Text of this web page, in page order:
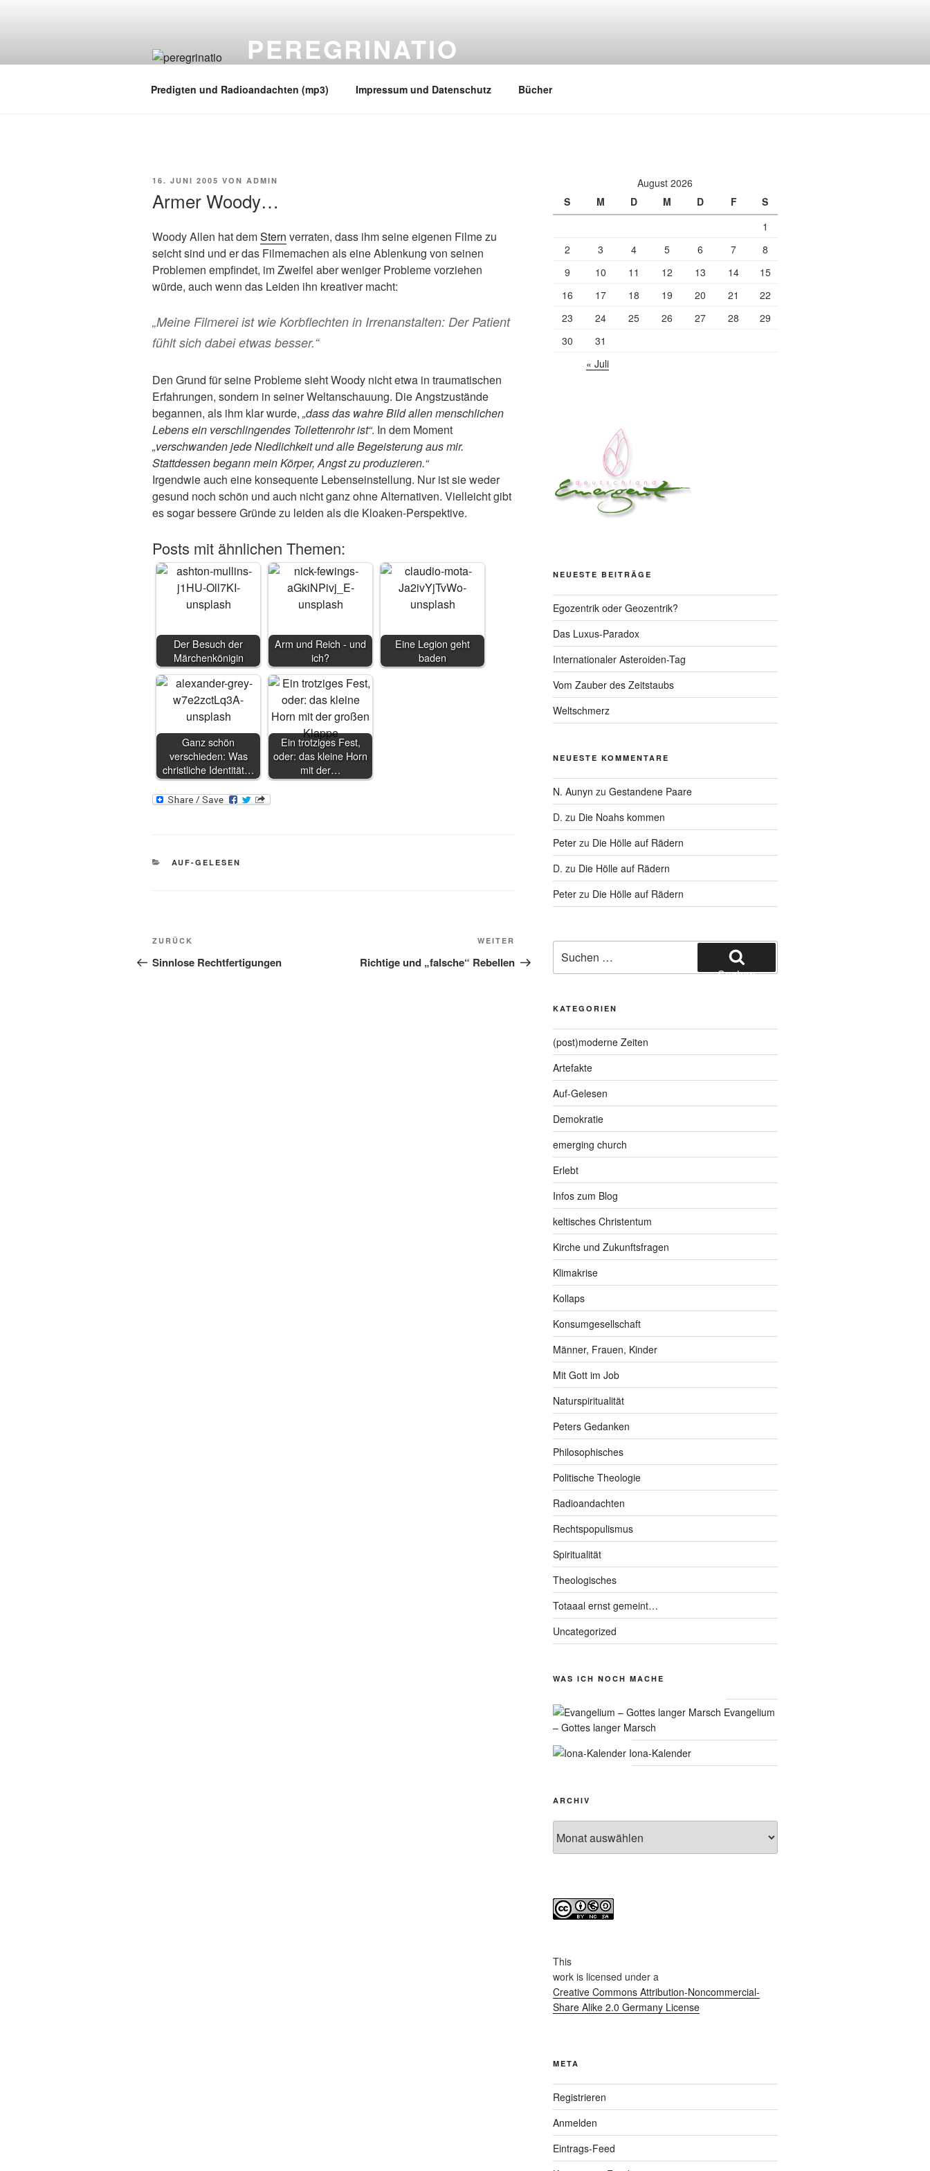
PEREGRINATIO
Predigten und Radioandachten (mp3) Impressum und Datenschutz Bücher
VERÖFFENTLICHT
16. JUNI 2005 VON ADMIN
Armer Woody…
Woody Allen hat demStern verraten, dass ihm seine eigenen Filme zu
seicht sind und er das Filmemachen als eine Ablenkung von seinen
Problemen empfindet, im Zweifel aber weniger Probleme vorziehen
würde, auch wenn das Leiden ihn kreativer macht:
„Meine Filmerei ist wie Korbflechten in Irrenanstalten: Der Patient
fühlt sich dabei etwas besser.“
Den Grund für seine Probleme sieht Woody nicht etwa in traumatischen
Erfahrungen, sondern in seiner Weltanschauung. Die Angstzustände
begannen, als ihm klar wurde, „dass das wahre Bild allen menschlichen
Lebens ein verschlingendes Toilettenrohr ist“. In dem Moment
„verschwanden jede Niedlichkeit und alle Begeisterung aus mir.
Stattdessen begann mein Körper, Angst zu produzieren.“
Irgendwie auch eine konsequente Lebenseinstellung. Nur ist sie weder
gesund noch schön und auch nicht ganz ohne Alternativen. Vielleicht gibt
es sogar bessere Gründe zu leiden als die Kloaken-Perspektive.
Posts mit ähnlichen Themen:
Der Besuch der
Märchenkönigin
Arm und Reich - und
ich?
Eine Legion geht
baden
Ganz schön
verschieden: Was
christliche Identität…
Ein trotziges Fest,
oder: das kleine Horn
mit der…
KATEGORIEN
AUF-GELESEN
Beitragsnavigation
Vorheriger
Beitrag
ZURÜCK
Sinnlose Rechtfertigungen
Nächster
Beitrag
WEITER
Richtige und „falsche“ Rebellen
August 2026
S
M D M D F
S
1
2
3 4 5 6 7
8
9
10 11 12 13 14
15
16
17 18 19 20 21
22
23
24 25 26 27 28
29
30
31
« Juli
NEUESTE BEITRÄGE
Egozentrik oder Geozentrik?
Das Luxus-Paradox
Internationaler Asteroiden-Tag
Vom Zauber des Zeitstaubs
Weltschmerz
NEUESTE KOMMENTARE
N. Aunyn zu Gestandene Paare
D. zu Die Noahs kommen
Peterzu Die Hölle auf Rädern
D. zu Die Hölle auf Rädern
Peterzu Die Hölle auf Rädern
nach:
Suchen
KATEGORIEN
(post)moderne Zeiten
Artefakte
Auf-Gelesen
Demokratie
emerging church
Erlebt
Infos zum Blog
keltisches Christentum
Kirche und Zukunftsfragen
Klimakrise
Kollaps
Konsumgesellschaft
Männer, Frauen, Kinder
Mit Gott im Job
Naturspiritualität
Peters Gedanken
Philosophisches
Politische Theologie
Radioandachten
Rechtspopulismus
Spiritualität
Theologisches
Totaaal ernst gemeint…
Uncategorized
WAS ICH NOCH MACHE
Evangelium
– Gottes langer Marsch
Iona-Kalender
ARCHIV
This
workis licensed under a
Creative Commons Attribution-Noncommercial-
Share Alike 2.0 Germany License
META
Registrieren
Anmelden
Eintrags-Feed